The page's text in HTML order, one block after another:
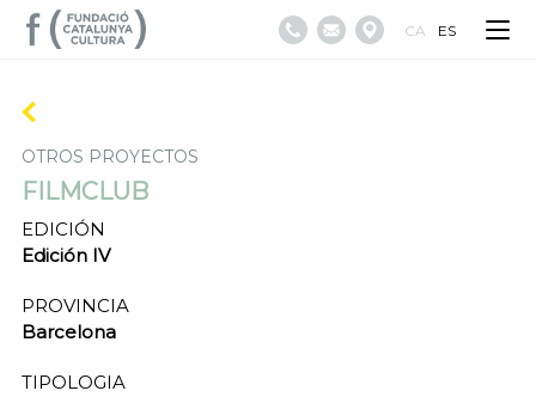
CA ES
OTROS PROYECTOS
FILMCLUB
EDICIÓN
Edición IV
PROVINCIA
Barcelona
TIPOLOGIA